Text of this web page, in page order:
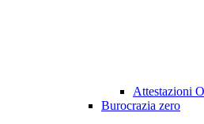
Attestazioni
Burocrazia zero